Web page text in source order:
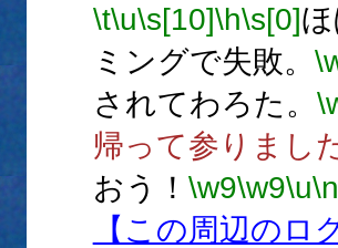
\t\u\s[10]\h\s[0]
ミングで失敗。
されてわろた。
帰って参りまし
おう！ \w9\w9\u\n
【この周辺のロ